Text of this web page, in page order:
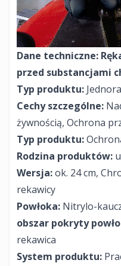
Dane techniczne:
przed substancjami
Typ produktu:
Cechy szczególne:
żywnością, Ochrona
Typ produktu:
Rodzina produktów:
Wersja:ok. 24 cm,
rekawicy
Powłoka: Nitrylo-
obszar pokryty
rekawica
System produktu: